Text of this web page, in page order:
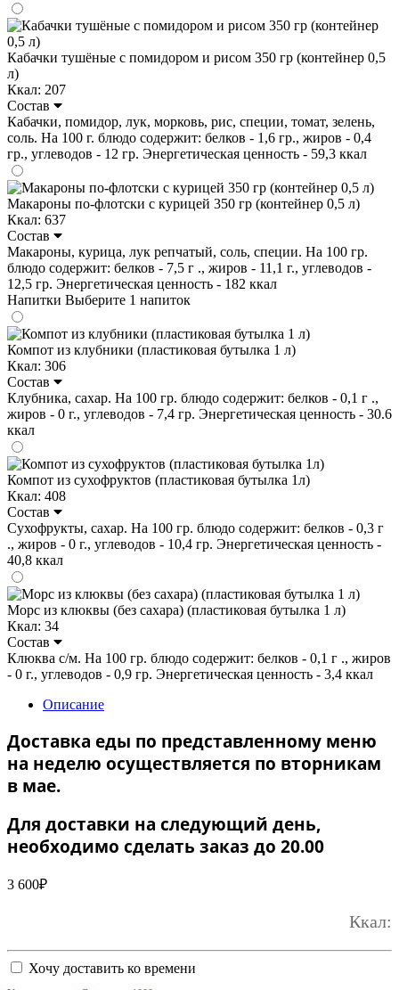
Кабачки тушёные с помидором и рисом 350 гр (контейнер 0,5
л)
Ккал: 207
Состав
Кабачки, помидор, лук, морковь, рис, специи, томат, зелень,
соль. На 100 г. блюдо содержит: белков - 1,6 гр., жиров - 0,4
гр., углеводов - 12 гр. Энергетическая ценность - 59,3 ккал
Макароны по-флотски с курицей 350 гр (контейнер 0,5 л)
Ккал: 637
Состав
Макароны, курица, лук репчатый, соль, специи. На 100 гр.
блюдо содержит: белков - 7,5 г ., жиров - 11,1 г., углеводов -
12,5 гр. Энергетическая ценность - 182 ккал
Напитки Выберите 1 напиток
Компот из клубники (пластиковая бутылка 1 л)
Ккал: 306
Состав
Клубника, сахар. На 100 гр. блюдо содержит: белков - 0,1 г .,
жиров - 0 г., углеводов - 7,4 гр. Энергетическая ценность - 30.6
ккал
Компот из сухофруктов (пластиковая бутылка 1л)
Ккал: 408
Состав
Сухофрукты, сахар. На 100 гр. блюдо содержит: белков - 0,3 г
., жиров - 0 г., углеводов - 10,4 гр. Энергетическая ценность -
40,8 ккал
Морс из клюквы (без сахара) (пластиковая бутылка 1 л)
Ккал: 34
Состав
Клюква с/м. На 100 гр. блюдо содержит: белков - 0,1 г ., жиров
- 0 г., углеводов - 0,9 гр. Энергетическая ценность - 3,4 ккал
Описание
Доставка еды по представленному меню
на неделю осуществляется по вторникам
в мае.
Для доставки на следующий день,
необходимо сделать заказ до 20.00
3 600₽
Ккал:
Хочу доставить ко времени